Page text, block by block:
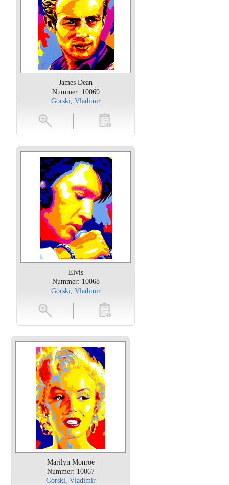
James Dean
Nummer: 10069
Gorski, Vladimir
toevoegen
Elvis
Nummer: 10068
Gorski, Vladimir
toevoegen
Marilyn Monroe
Nummer: 10067
Gorski, Vladimir